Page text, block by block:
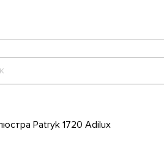
Patryk 1720 Adilux